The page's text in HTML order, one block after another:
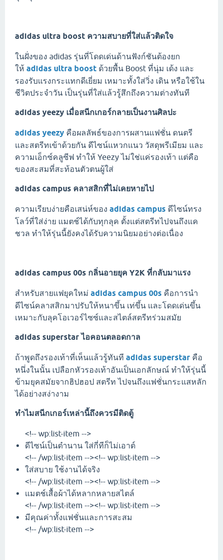
adidas ultra boost ความสบายที่ใส่แล้วติดใจ
ในฝั่งของ adidas รุ่นที่โดดเด่นด้านฟังก์ชันต้องยก
ให้ adidas ultra boost ด้วยพื้น Boost ที่นุ่ม เด้ง และ
รองรับแรงกระแทกดีเยี่ยม เหมาะทั้งใส่วิ่ง เดิน หรือใช้ใน
ชีวิตประจำวัน เป็นรุ่นที่ใส่แล้วรู้สึกถึงความต่างทันที
adidas yeezy เมื่อสนีกเกอร์กลายเป็นงานศิลปะ
adidas yeezy คือผลลัพธ์ของการผสานแฟชั่น ดนตรี
และสตรีทเข้าด้วยกัน ดีไซน์แหวกแนว วัสดุพรีเมียม และ
ความเอ็กซ์คลูซีฟ ทำให้ Yeezy ไม่ใช่แค่รองเท้า แต่คือ
ของสะสมที่สะท้อนตัวตนผู้ใส่
adidas campus คลาสสิกที่ไม่เคยหายไป
ความเรียบง่ายคือเสน่ห์ของ adidas campus ดีไซน์ทรง
โลว์ที่ใส่ง่าย แมตช์ได้กับทุกลุค ตั้งแต่สตรีทไปจนถึงแค
ชวล ทำให้รุ่นนี้ยังคงได้รับความนิยมอย่างต่อเนื่อง
adidas campus 00s กลิ่นอายยุค Y2K ที่กลับมาแรง
สำหรับสายแฟยุคใหม่ adidas campus 00s คือการนำ
ดีไซน์คลาสสิกมาปรับให้หนาขึ้น เท่ขึ้น และโดดเด่นขึ้น
เหมาะกับลุคโอเวอร์ไซซ์และสไตล์สตรีทร่วมสมัย
adidas superstar ไอคอนตลอดกาล
ถ้าพูดถึงรองเท้าที่เห็นแล้วรู้ทันที adidas superstar คือ
หนึ่งในนั้น เปลือกหัวรองเท้าอันเป็นเอกลักษณ์ ทำให้รุ่นนี้
ข้ามยุคสมัยจากฮิปฮอป สตรีท ไปจนถึงแฟชั่นกระแสหลัก
ได้อย่างสง่างาม
ทำไมสนีกเกอร์เหล่านี้ถึงควรมีติดตู้
<!-- wp:list-item -->
ดีไซน์เป็นตำนาน ใส่กี่ทีก็ไม่เอาต์
<!-- /wp:list-item --><!-- wp:list-item -->
ใส่สบาย ใช้งานได้จริง
<!-- /wp:list-item --><!-- wp:list-item -->
แมตช์เสื้อผ้าได้หลากหลายสไตล์
<!-- /wp:list-item --><!-- wp:list-item -->
มีคุณค่าทั้งแฟชั่นและการสะสม
<!-- /wp:list-item -->